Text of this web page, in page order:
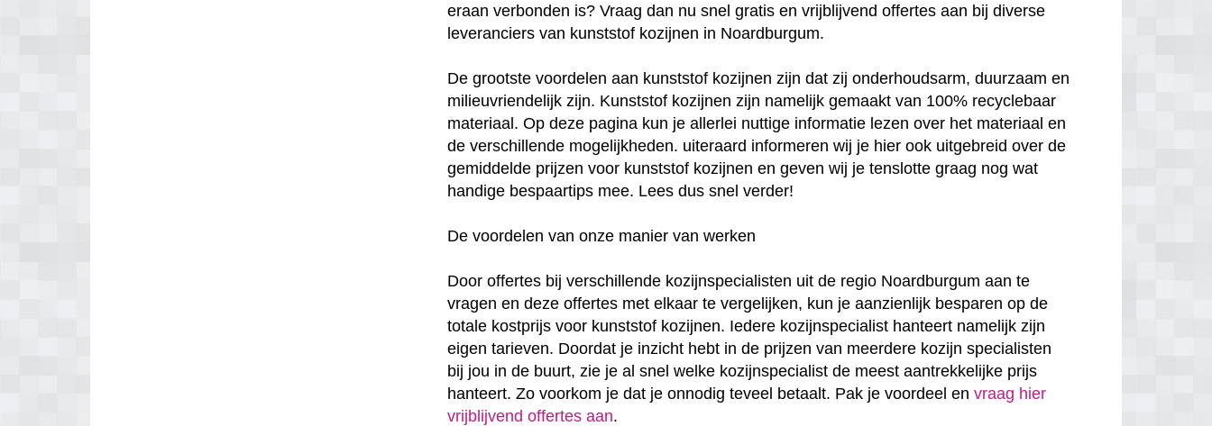
eraan verbonden is? Vraag dan nu snel gratis en vrijblijvend offertes aan bij diverse
leveranciers van kunststof kozijnen in Noardburgum.
De grootste voordelen aan kunststof kozijnen zijn dat zij onderhoudsarm, duurzaam en
milieuvriendelijk zijn. Kunststof kozijnen zijn namelijk gemaakt van 100% recyclebaar
materiaal. Op deze pagina kun je allerlei nuttige informatie lezen over het materiaal en
de verschillende mogelijkheden. uiteraard informeren wij je hier ook uitgebreid over de
gemiddelde prijzen voor kunststof kozijnen en geven wij je tenslotte graag nog wat
handige bespaartips mee. Lees dus snel verder!
De voordelen van onze manier van werken
Door offertes bij verschillende kozijnspecialisten uit de regio Noardburgum aan te
vragen en deze offertes met elkaar te vergelijken, kun je aanzienlijk besparen op de
totale kostprijs voor kunststof kozijnen. Iedere kozijnspecialist hanteert namelijk zijn
eigen tarieven. Doordat je inzicht hebt in de prijzen van meerdere kozijn specialisten
bij jou in de buurt, zie je al snel welke kozijnspecialist de meest aantrekkelijke prijs
hanteert. Zo voorkom je dat je onnodig teveel betaalt. Pak je voordeel envraag hier
vrijblijvend offertes aan.